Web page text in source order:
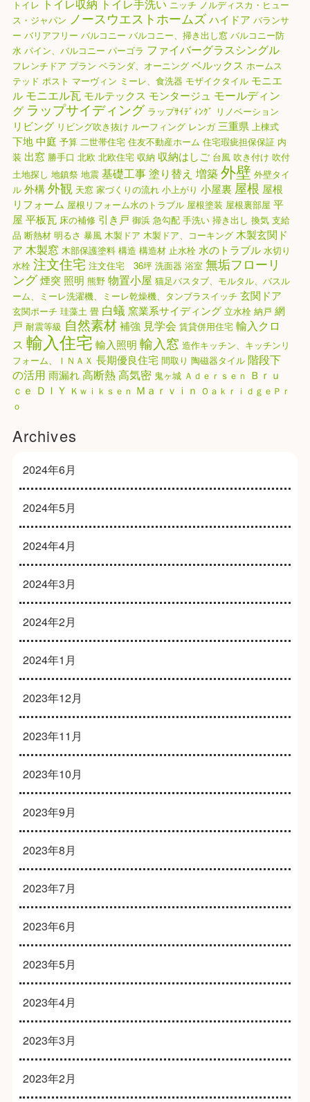
トイレ トイレ収納 トイレ手洗い ニッチ ノルディスカ・ヒュー
ス・ジャパン ノースウエストホームズハイドア バランサ
ー バリアフリー バルコニー バルコニー、掃き出し窓 バルコニー防
水 パイン、バルコニー パーゴラ ファイバーグラスシングル
フレンチドア プラン ベランダ、オーニング ベルックス ホームス
テッド ポスト マーヴィン ミーレ、食洗器 モザイクタイル モニエ
ル モニエル瓦 モルテックス モンタージュ モールディン
グ ラップサイディング ラップｻｲﾃﾞｨﾝｸﾞ リノベーション
リビング リビング吹き抜け ルーフィング レンガ 三重県 上棟式
下地中庭 予算 二世帯住宅 住友不動産ホーム 住宅瑕疵担保保証 内
装 出窓 勝手口 北欧 北欧住宅 収納 収納はしご 台風 吹き付け 吹付
土地探し 地鎮祭 地震 基礎工事塗り替え 増築外壁 外壁タイ
ル 外構外観 天窓 家づくりの流れ 小上がり 小屋裏 屋根 屋根
リフォーム 屋根リフォーム水のトラブル 屋根塗装 屋根裏部屋 平
屋 平板瓦 床の補修 引き戸 御浜 急勾配 手洗い 掃き出し 換気 支給
品 断熱材 明るさ 暴風 木製ドア 木製ドア、コーキング 木製玄関ド
ア 木製窓 木部保護塗料 構造 構造材 止水栓 水のトラブル 水切り
水栓 注文住宅 注文住宅 36坪 洗面器 浴室 無垢フローリ
ング煙突 照明 熊野 物置小屋 猫足バスタブ、モルタル、バスル
ーム、ミーレ洗濯機、ミーレ乾燥機、タンブラスイッチ 玄関ドア
玄関ポーチ 珪藻土 畳 白蟻 窯業系サイディング 立水栓 納戸 網
戸 耐震等級 自然素材補強 見学会 賃貸併用住宅 輸入クロ
ス 輸入住宅 輸入照明 輸入窓 造作キッチン、キッチンリ
フォーム、ＩＮＡＸ 長期優良住宅 間取り 陶磁器タイル 階段下
の活用 雨漏れ高断熱高気密 鬼ヶ城 Ａｄｅｒｓｅｎ Ｂｒｕ
ｃｅ ＤＩＹ Ｋｗｉｋｓｅｎ Ｍａｒｖｉｎ ＯａｋｒｉｄｇｅＰｒ
ｏ
Archives
2024年6月
2024年5月
2024年4月
2024年3月
2024年2月
2024年1月
2023年12月
2023年11月
2023年10月
2023年9月
2023年8月
2023年7月
2023年6月
2023年5月
2023年4月
2023年3月
2023年2月